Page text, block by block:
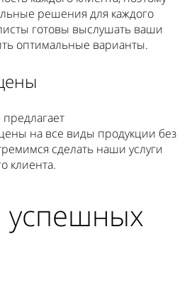
решения для каждого
готовы выслушать ваши
оптимальные варианты.
на все виды продукции без
сделать наши услуги
клиента.